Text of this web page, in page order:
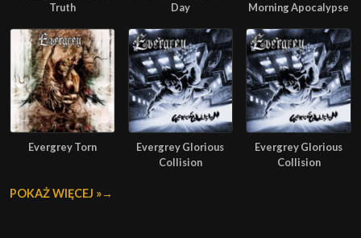
Truth
Day
Morning Apocalypse
Evergrey Torn
Evergrey Glorious
Collision
Evergrey Glorious
Collision
POKAŻ WIĘCEJ »